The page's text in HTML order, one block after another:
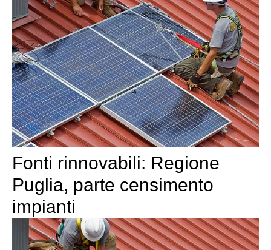
Fonti rinnovabili: Regione
Puglia, parte censimento
impianti